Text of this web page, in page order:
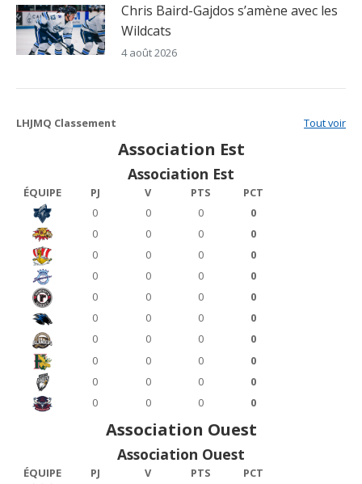
Chris Baird-Gajdos s’amène avec les
Wildcats
4 août 2026
LHJMQ Classement Tout voir
Association Est
Association Est
ÉQUIPE PJ V PTS
PCT
0
0 0
0
0
0 0
0
0
0 0
0
0
0 0
0
0
0 0
0
0
0 0
0
0
0 0
0
0
0 0
0
0
0 0
0
0
0 0 0
Association Ouest
Association Ouest
ÉQUIPE PJ V PTS
PCT